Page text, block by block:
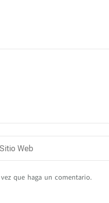
que haga un comentario.